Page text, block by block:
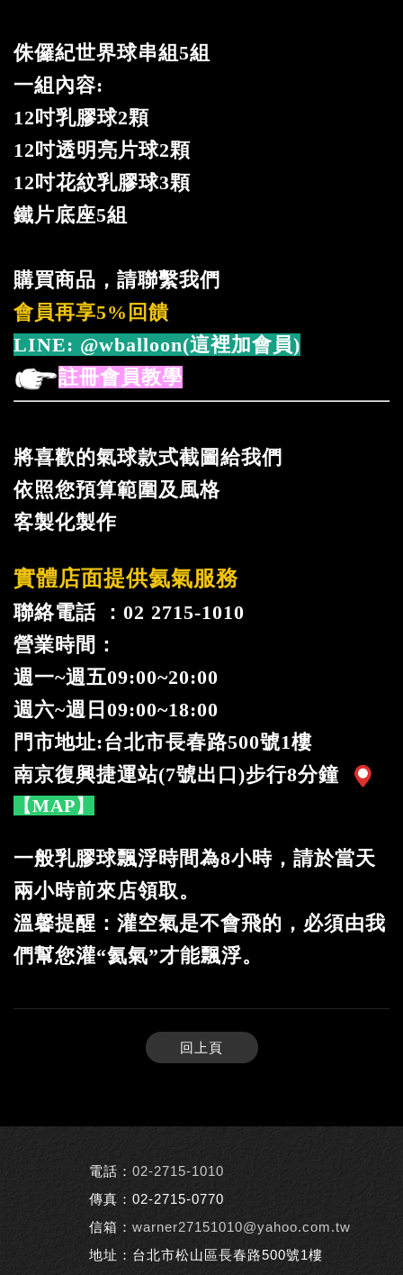
侏儸紀世界球串組5組
一組內容:
12吋乳膠球2顆
12吋透明亮片球2顆
12吋花紋乳膠球3顆
鐵片底座5組
購買商品，請聯繫我們
會員再享5%回饋
LINE: @wballoon(這裡加會員)
註冊會員教學
將喜歡的氣球款式截圖給我們
依照您預算範圍及風格
客製化製作
實體店面提供氦氣服務
聯絡電話 ：02 2715-1010
營業時間：
週一~週五09:00~20:00
週六~週日09:00~18:00
門市地址:台北市長春路500號1樓
南京復興捷運站(7號出口)步行8分鐘
【MAP】
一般乳膠球飄浮時間為8小時，請於當天
兩小時前來店領取。
溫馨提醒：灌空氣是不會飛的，必須由我
們幫您灌“氦氣”才能飄浮。
回上頁
電話： 02-2715-1010
傳真：02-2715-0770
信箱： warner27151010@yahoo.com.tw
地址：台北市松山區長春路500號1樓